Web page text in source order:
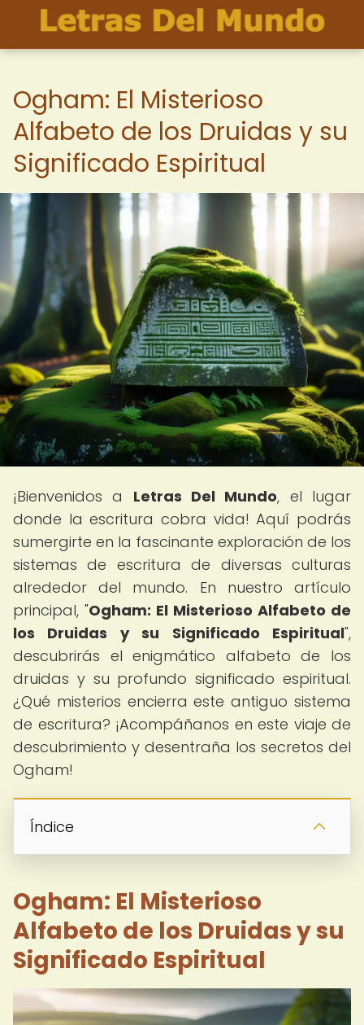
Ogham: El Misterioso
Alfabeto de los Druidas y su
Significado Espiritual
¡Bienvenidos a Letras Del Mundo, el lugar
donde la escritura cobra vida! Aquí podrás
sumergirte en la fascinante exploración de los
sistemas de escritura de diversas culturas
alrededor del mundo. En nuestro artículo
principal, "Ogham: El Misterioso Alfabeto de
los Druidas y su Significado Espiritual",
descubrirás el enigmático alfabeto de los
druidas y su profundo significado espiritual.
¿Qué misterios encierra este antiguo sistema
de escritura? ¡Acompáñanos en este viaje de
descubrimiento y desentraña los secretos del
Ogham!
Índice
Ogham: El Misterioso
Alfabeto de los Druidas y su
Significado Espiritual